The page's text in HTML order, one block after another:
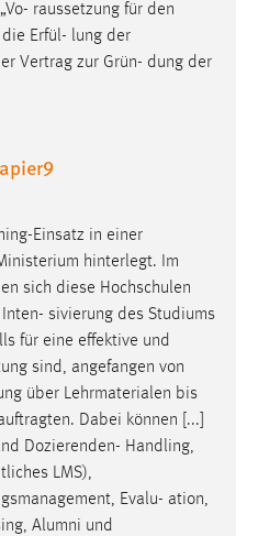
raussetzung für den
Erfül- lung der
Vertrag zur Grün- dung der
Einsatz in einer
hinterlegt. Im
sich diese Hochschulen
sivierung des Studiums
für eine effektive und
sind, angefangen von
über Lehrmaterialen bis
Dabei können [...]
Dozierenden- Handling,
LMS),
Evalu- ation,
Alumni und
mibew_locale, mibew-
frame-style-
um sich an der Website